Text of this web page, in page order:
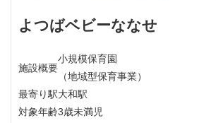
よつばベビーななせ
施設概要
小規模保育園
（地域型保育事業）
最寄り駅大和駅
対象年齢3歳未満児